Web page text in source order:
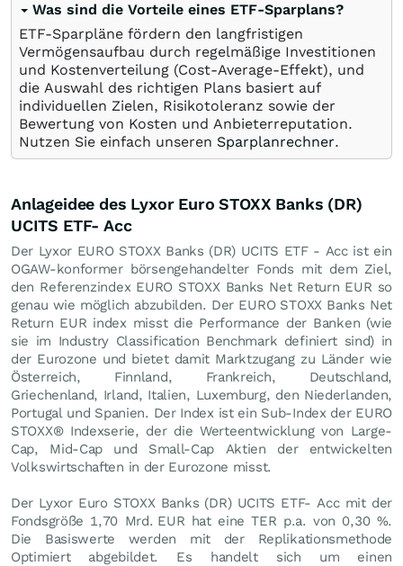
Was sind die Vorteile eines ETF-Sparplans?
ETF-Sparpläne fördern den langfristigen
Vermögensaufbau durch regelmäßige Investitionen
und Kostenverteilung (Cost-Average-Effekt), und
die Auswahl des richtigen Plans basiert auf
individuellen Zielen, Risikotoleranz sowie der
Bewertung von Kosten und Anbieterreputation.
Nutzen Sie einfach unseren Sparplanrechner.
Anlageidee des Lyxor Euro STOXX Banks (DR)
UCITS ETF- Acc
Der Lyxor EURO STOXX Banks (DR) UCITS ETF - Acc ist ein
OGAW-konformer börsengehandelter Fonds mit dem Ziel,
den Referenzindex EURO STOXX Banks Net Return EUR so
genau wie möglich abzubilden. Der EURO STOXX Banks Net
Return EUR index misst die Performance der Banken (wie
sie im Industry Classification Benchmark definiert sind) in
der Eurozone und bietet damit Marktzugang zu Länder wie
Österreich, Finnland, Frankreich, Deutschland,
Griechenland, Irland, Italien, Luxemburg, den Niederlanden,
Portugal und Spanien. Der Index ist ein Sub-Index der EURO
STOXX® Indexserie, der die Werteentwicklung von Large-
Cap, Mid-Cap und Small-Cap Aktien der entwickelten
Volkswirtschaften in der Eurozone misst.
Der Lyxor Euro STOXX Banks (DR) UCITS ETF- Acc mit der
Fondsgröße 1,70 Mrd. EUR hat eine TER p.a. von 0,30 %.
Die Basiswerte werden mit der Replikationsmethode
Optimiert abgebildet. Es handelt sich um einen